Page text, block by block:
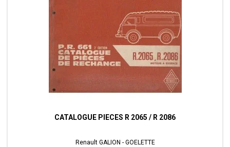
CATALOGUE PIECES R 2065 / R 2086
Renault GALION - GOELETTE